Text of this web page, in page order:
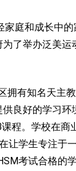
庭和成长中
了举办泛美
拥有知名天主
良好的学习
程。学校在
让学生专注于
考试合格